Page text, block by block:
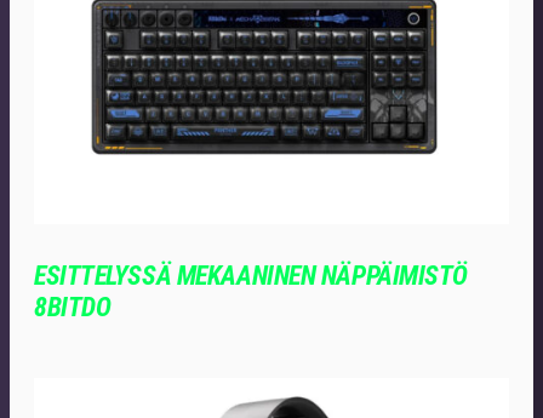
ESITTELYSSÄ MEKAANINEN NÄPPÄIMISTÖ
8BITDO